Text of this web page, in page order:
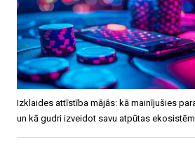
Izklaides attīstība mājās: kā mainījušies
un kā gudri izveidot savu atpūtas